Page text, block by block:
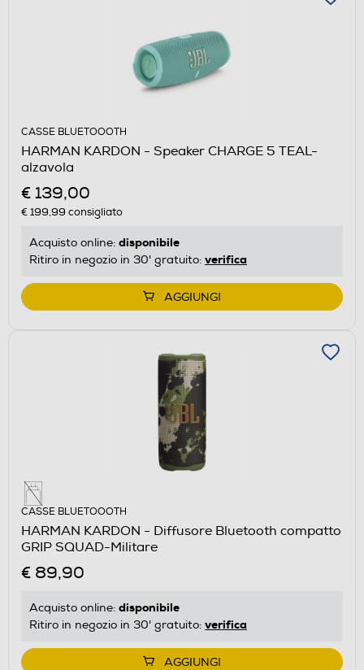
CASSE BLUETOOOTH
HARMAN KARDON - Speaker CHARGE 5 TEAL-
alzavola
€ 139,00
€ 199,99 consigliato
Acquisto online: disponibile
Ritiro in negozio in 30' gratuito: verifica
AGGIUNGI
CASSE BLUETOOOTH
HARMAN KARDON - Diffusore Bluetooth compatto
GRIP SQUAD-Militare
€ 89,90
Acquisto online: disponibile
Ritiro in negozio in 30' gratuito: verifica
AGGIUNGI